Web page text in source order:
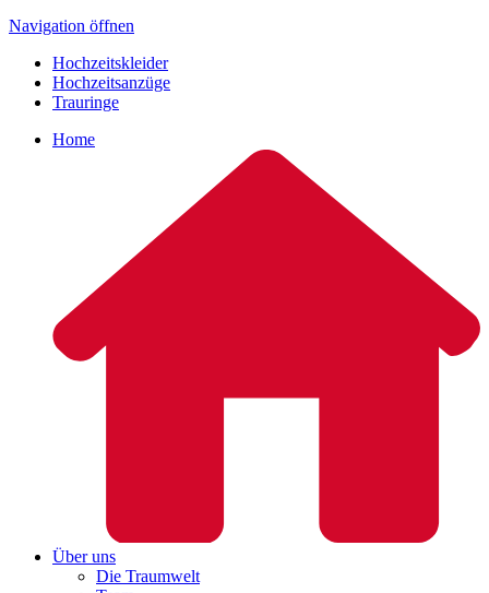
Navigation öffnen
Hochzeitskleider
Hochzeitsanzüge
Trauringe
Home
Über uns
Die Traumwelt